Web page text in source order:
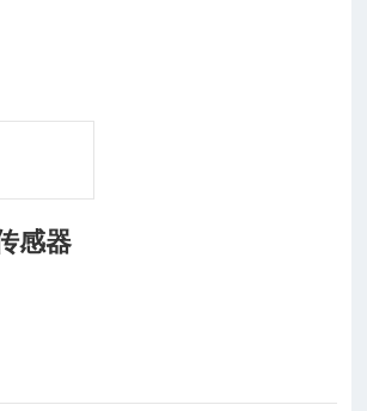
感器
旋转或非旋转机械部件上对扭转力矩感知的